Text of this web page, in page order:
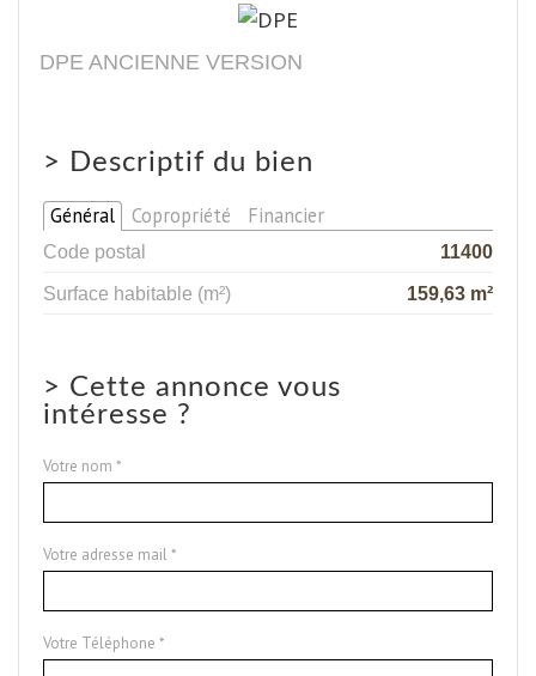
DPE ANCIENNE VERSION
> Descriptif du bien
Général Copropriété Financier
Code postal
11400
Surface habitable (m²)
159,63 m²
> Cette annonce vous
intéresse ?
Votre nom *
Votre adresse mail *
Votre Téléphone *